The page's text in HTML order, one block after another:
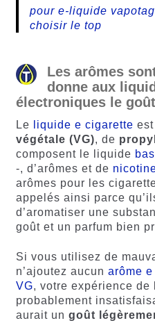
pour e-liquide
choisir le top
Les arômes
donne aux
électroniques le
Le liquide e cigarette
végétale (VG), de
composent le liquide
-, d’arômes et de
arômes pour les
appelés ainsi parce
d’aromatiser une
goût et un parfum bien
Si vous utilisez de
n’ajoutez aucun arôme
VG, votre expérience de
probablement
aurait un goût